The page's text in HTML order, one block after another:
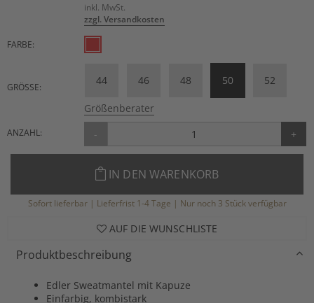
inkl. MwSt.
zzgl. Versandkosten
FARBE:
GRÖSSE:
44 46 48 50 52
Größenberater
ANZAHL: - +
IN DEN WARENKORB
Sofort lieferbar | Lieferfrist 1-4 Tage | Nur noch 3 Stück verfügbar
AUF DIE WUNSCHLISTE
Produktbeschreibung
Edler Sweatmantel mit Kapuze
Einfarbig, kombistark